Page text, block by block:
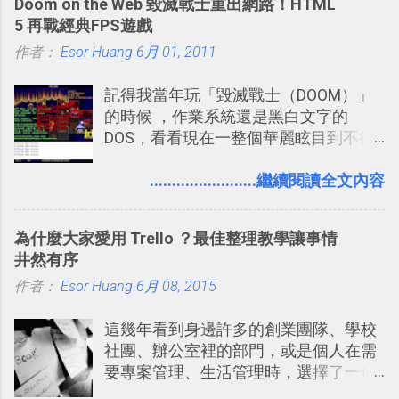
些軟體更新、網站服務的資訊，未來也
很想試試看是否能加入短評，或者對於
電腦玩物介紹過的資訊作補充，讓我的
的 碎碎念版電腦玩物 。不過你不需要像
我這麼認真，因為 我也很喜歡在Twitter
上面看到各種突如其來的生活雜感、毫
好像把大家的生活用一種很自然無隔
Twitter的服務目前並不少見，台灣
Twitter型服務，而最近一向簡約的
天推出的「 Twitter Blocks 」更是一個
值得一玩的3D視覺化功能，下面就來分
享一下我玩這個新功能的一些感想。
問、可以找出特殊的照片、可以規劃我
們的行程，也能幫我們安排時間。 其實
如果單從後面幾個「功能面」來看， 這
內建在我們的 Google 系統中，甚至大
多在 Android 與 iPhone 手機上都能使
用。
Doom on the Web 毀滅戰士重出網路！HTML
5 再戰經典FPS遊戲
作者： Esor Huang 6月 01, 2011
記得我當年玩「毀滅戰士（DOOM）」
的時候 ，作業系統還是黑白文字的
DOS，看看現在一整個華麗眩目到不行
過的第一款 FPS遊戲 （應該也是世界上
來看DOOM的畫面簡直慘不忍睹，但如
想必還是會有一番美好的回味。 還好我
Mozilla Demo Studio 」網站提供了讓技
術人員交流HTML、CSS、Javascript新
玩意的園地，而其中一個最新的作品，
........................繼續閱讀全文內容
為什麼大家愛用 Trello ？最佳整理教學讓事情
井然有序
作者： Esor Huang 6月 08, 2015
這幾年看到身邊許多的創業團隊、學校
社團、辦公室裡的部門，或是個人在需
要專案管理、生活管理時，選擇了一個